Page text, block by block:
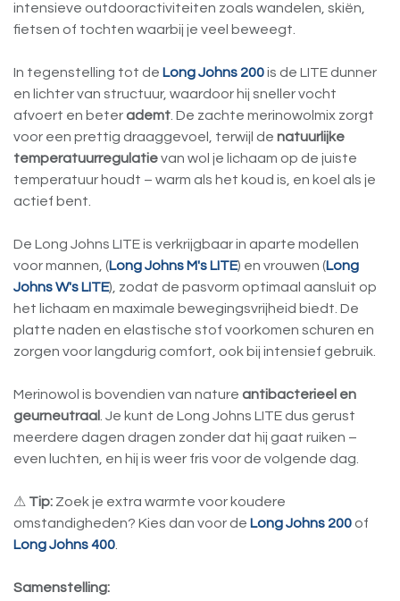
intensieve outdooractiviteiten zoals wandelen, skiën,
fietsen of tochten waarbij je veel beweegt.
In tegenstelling tot de Long Johns 200is de LITE dunner
en lichter van structuur, waardoor hij sneller vocht
afvoert en beterademt. De zachte merinowolmix zorgt
voor een prettig draaggevoel, terwijl de natuurlijke
temperatuurregulatievan wol je lichaam op de juiste
temperatuur houdt – warm als het koud is, en koel als je
actief bent.
De Long Johns LITE is verkrijgbaar in aparte modellen
voor mannen, (Long Johns M's LITE) en vrouwen (Long
Johns W's LITE), zodat de pasvorm optimaal aansluit op
het lichaam en maximale bewegingsvrijheid biedt. De
platte naden en elastische stof voorkomen schuren en
zorgen voor langdurig comfort, ook bij intensief gebruik.
Merinowol is bovendien van nature antibacterieel en
geurneutraal. Je kunt de Long Johns LITE dus gerust
meerdere dagen dragen zonder dat hij gaat ruiken –
even luchten, en hij is weer fris voor de volgende dag.
⚠ Tip: Zoek je extra warmte voor koudere
omstandigheden? Kies dan voor de Long Johns 200 of
Long Johns 400.
Samenstelling: